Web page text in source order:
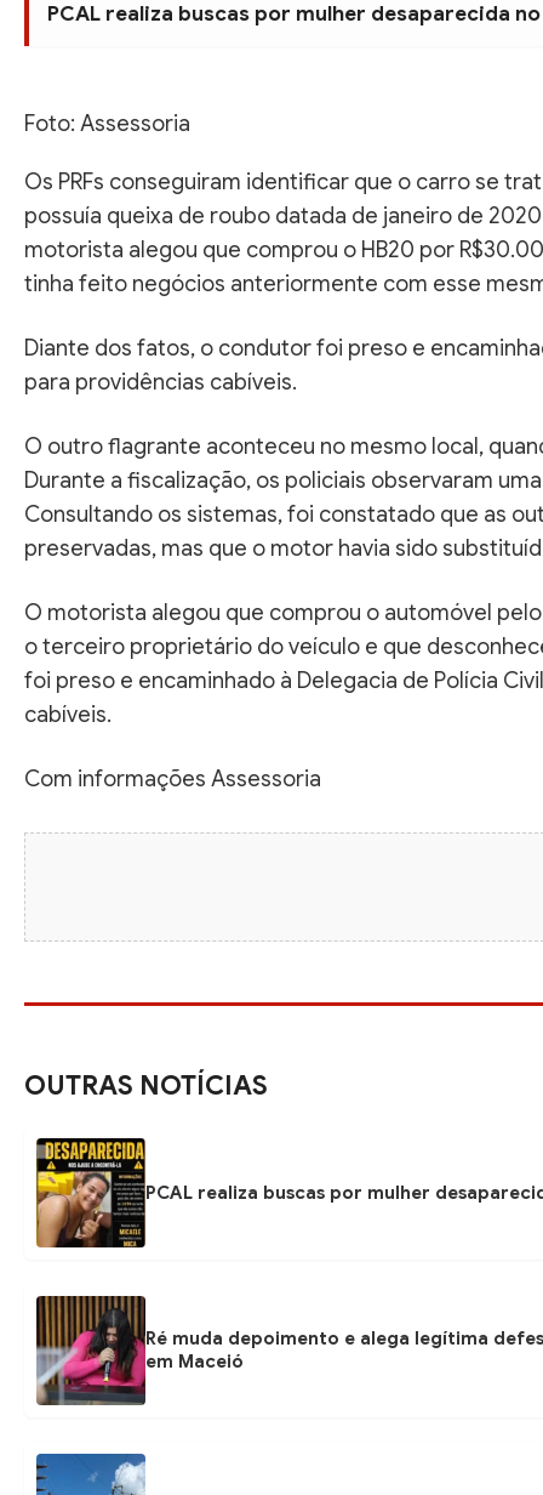
PCAL realiza buscas por mulher desaparecida
Foto: Assessoria
Os PRFs conseguiram identificar que o carro se
possuía queixa de roubo datada de janeiro de
motorista alegou que comprou o HB20 por
tinha feito negócios anteriormente com esse
Diante dos fatos, o condutor foi preso e
para providências cabíveis.
O outro flagrante aconteceu no mesmo local,
Durante a fiscalização, os policiais observaram
Consultando os sistemas, foi constatado que as
preservadas, mas que o motor havia sido
O motorista alegou que comprou o automóvel
o terceiro proprietário do veículo e que
foi preso e encaminhado à Delegacia de Polícia
cabíveis.
Com informações Assessoria
OUTRAS NOTÍCIAS
PCAL realiza buscas por mulher
Ré muda depoimento e alega legítima
em Maceió